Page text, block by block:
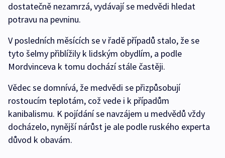
dostatečně nezamrzá, vydávají se medvědi hledat
potravu na pevninu.
V posledních měsících se v řadě případů stalo, že se
tyto šelmy přiblížily k lidským obydlím, a podle
Mordvinceva k tomu dochází stále častěji.
Vědec se domnívá, že medvědi se přizpůsobují
rostoucím teplotám, což vede i k případům
kanibalismu. K pojídání se navzájem u medvědů vždy
docházelo, nynější nárůst je ale podle ruského experta
důvod k obavám.